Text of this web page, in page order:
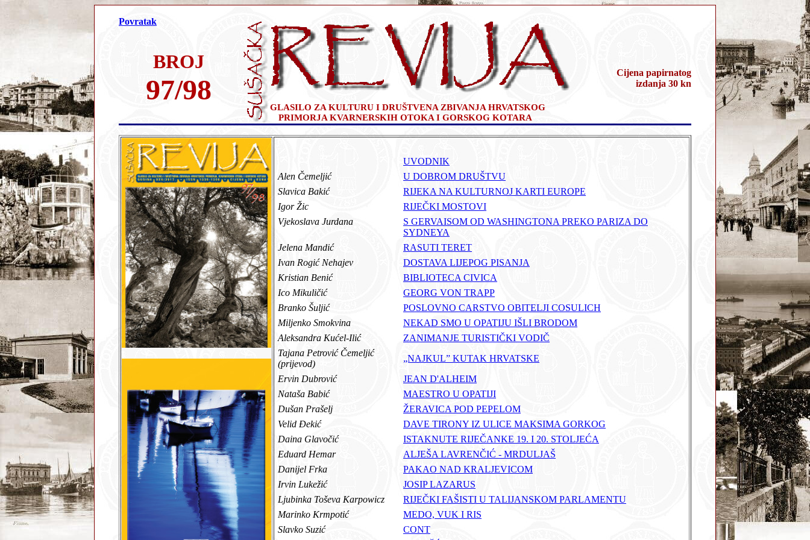
Povratak
GLASILO ZA KULTURU I DRUŠTVENA ZBIVANJA HRVATSKOG
PRIMORJA KVARNERSKIH OTOKA I GORSKOG KOTARA
BROJ
97/98
Cijena papirnatog
izdanja 30 kn
UVODNIK
Alen Čemeljić
U DOBROM DRUŠTVU
Slavica Bakić
RIJEKA NA KULTURNOJ KARTI EUROPE
Igor Žic
RIJEČKI MOSTOVI
Vjekoslava Jurdana
S GERVAISOM OD WASHINGTONA PREKO PARIZA DO
SYDNEYA
Jelena Mandić
RASUTI TERET
Ivan Rogić Nehajev
DOSTAVA LIJEPOG PISANJA
Kristian Benić
BIBLIOTECA CIVICA
Ico Mikuličić
GEORG VON TRAPP
Branko Šuljić
POSLOVNO CARSTVO OBITELJI COSULICH
Miljenko Smokvina
NEKAD SMO U OPATIJU IŠLI BRODOM
Aleksandra Kućel-Ilić
ZANIMANJE TURISTIČKI VODIČ
Tajana Petrović Čemeljić
(prijevod)
„NAJKUL” KUTAK HRVATSKE
Ervin Dubrović
JEAN D'ALHEIM
Nataša Babić
MAESTRO U OPATIJI
Dušan Prašelj
ŽERAVICA POD PEPELOM
Velid Đekić
DAVE TIRONY IZ ULICE MAKSIMA GORKOG
Daina Glavočić
ISTAKNUTE RIJEČANKE 19. I 20. STOLJEĆA
Eduard Hemar
ALJEŠA LAVRENČIĆ - MRDULJAŠ
Danijel Frka
PAKAO NAD KRALJEVICOM
Irvin Lukežić
JOSIP LAZARUS
Ljubinka Toševa Karpowicz
RIJEČKI FAŠISTI U TALIJANSKOM PARLAMENTU
Marinko Krmpotić
MEDO, VUK I RIS
Slavko Suzić
CONT